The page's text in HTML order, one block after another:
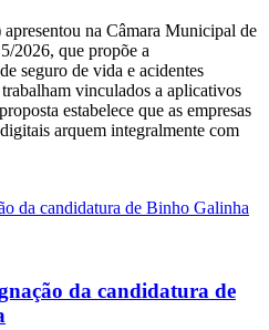
na Câmara Municipal de
2026, que propõe a
seguro de vida e acidentes
vinculados a aplicativos
estabelece que as empresas
arquem integralmente com
da candidatura de